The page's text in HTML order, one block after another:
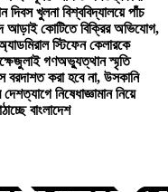
খুলনা বিশ্ববিদ্যালয়ে পাঁচ
আড়াই কোটিতে বিক্রির অভিযোগ,
স্টিফেন কেলারকে
জুলাই গণঅভ্যুত্থান স্মৃতি
বরদাশত করা হবে না, উসকানি
নিষেধাজ্ঞামান নিয়ে
বাংলাদেশ